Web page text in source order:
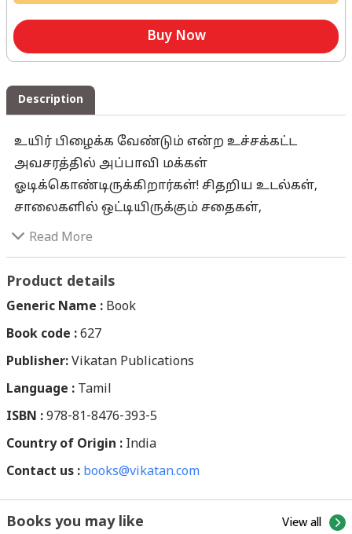
Buy Now
Description
உயிர் பிழைக்க வேண்டும் என்ற உச்சக்கட்ட
அவசரத்தில் அப்பாவி மக்கள்
ஓடிக்கொண்டிருக்கிறார்கள்! சிதறிய உடல்கள்,
சாலைகளில் ஒட்டியிருக்கும் சதைகள்,
உணர்வுகளற்று ஊசலாடிக் கொண்டிருக்கும்
முனகல் சத்தமே அங்கு பேரவல ஒலியாக
கத்திக் கத்திச் சோர்ந்துபோன குழந்தைகள்,
குழந்தைகளின் தாகம் தணிக்க முடியாத
தாய்மார்கள், மனைவியின் மானத்தைக் காக்க
எண்ணிக்கை, இலக்கங்களால் வரையறுக்க
முடியாது! கிளிநொச்சியிலிருந்து
பெயர்வதற்கான காரணம், அதில் இலங்கை
Read More
Product details
Generic Name : Book
Book code : 627
Publisher: Vikatan Publications
Language : Tamil
ISBN : 978-81-8476-393-5
Country of Origin : India
Contact us : books@vikatan.com
Books you may like View all